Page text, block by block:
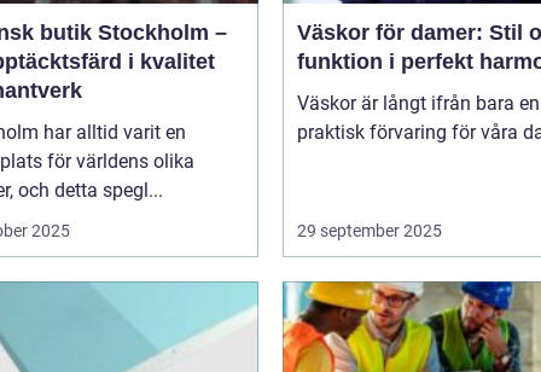
butik Stockholm –
i kvalitet
har alltid varit en
för världens olika
och detta spegl...
2025
Väskor för damer: Stil
funktion i perfekt
Väskor är långt ifrån bara en
praktisk förvaring för våra
29 september 2025